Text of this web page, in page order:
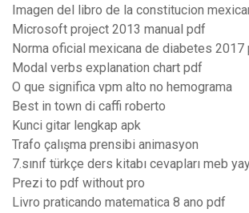
Imagen del libro de la constitucion
Microsoft project 2013 manual pdf
Norma oficial mexicana de diabetes 2017
Modal verbs explanation chart pdf
O que significa vpm alto no hemograma
Best in town di caffi roberto
Kunci gitar lengkap apk
Trafo çalışma prensibi animasyon
7.sınıf türkçe ders kitabı cevapları meb
Prezi to pdf without pro
Livro praticando matematica 8 ano pdf